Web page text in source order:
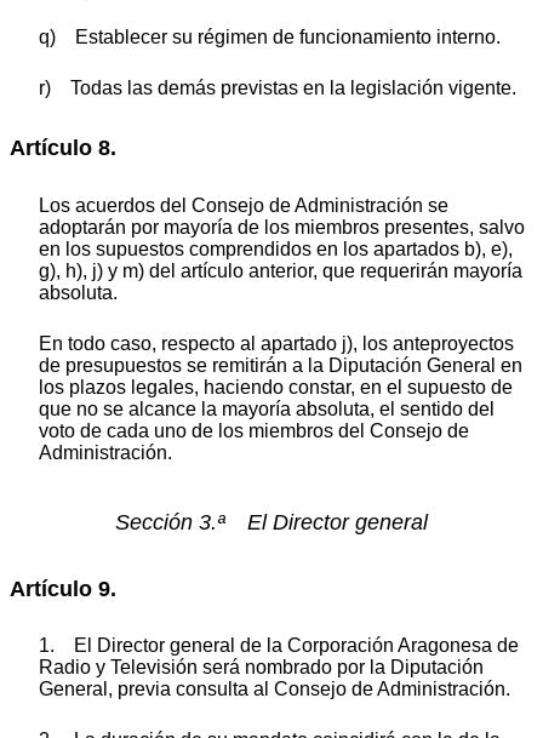
q) Establecer su régimen de funcionamiento interno.
r) Todas las demás previstas en la legislación vigente.
Artículo 8.
Los acuerdos del Consejo de Administración se
adoptarán por mayoría de los miembros presentes, salvo
en los supuestos comprendidos en los apartados b), e),
g), h), j) y m) del artículo anterior, que requerirán mayoría
absoluta.
En todo caso, respecto al apartado j), los anteproyectos
de presupuestos se remitirán a la Diputación General en
los plazos legales, haciendo constar, en el supuesto de
que no se alcance la mayoría absoluta, el sentido del
voto de cada uno de los miembros del Consejo de
Administración.
Sección 3.ª El Director general
Artículo 9.
1. El Director general de la Corporación Aragonesa de
Radio y Televisión será nombrado por la Diputación
General, previa consulta al Consejo de Administración.